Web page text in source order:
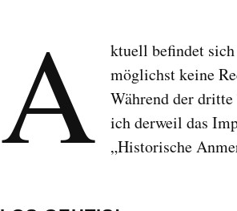
A ktuell befindet
möglichst keine
Während der
ich derweil das
„Historische